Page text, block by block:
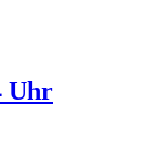
Uhr